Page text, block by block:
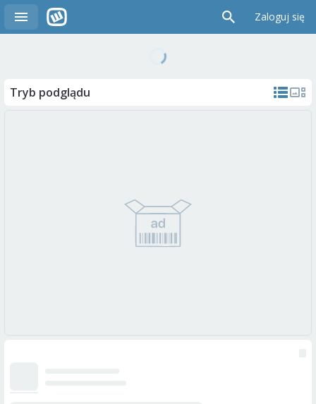
Zaloguj się
Tryb podglądu